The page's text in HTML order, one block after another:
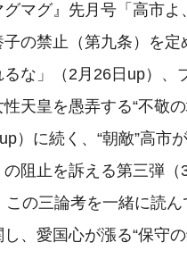
マグ』先月号「高市よ
子の禁止（第九条）を
な」（2月26日up）、
性天皇を愚弄する“不敬
）に続く、“朝敵”高市
阻止を訴える第三弾（
の三論考を一緒に読ん
、愛国心が漲る“保守の